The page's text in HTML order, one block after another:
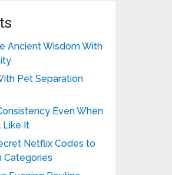
Ancient Wisdom With
Pet Separation
Even When
Like It
Netflix Codes to
Categories